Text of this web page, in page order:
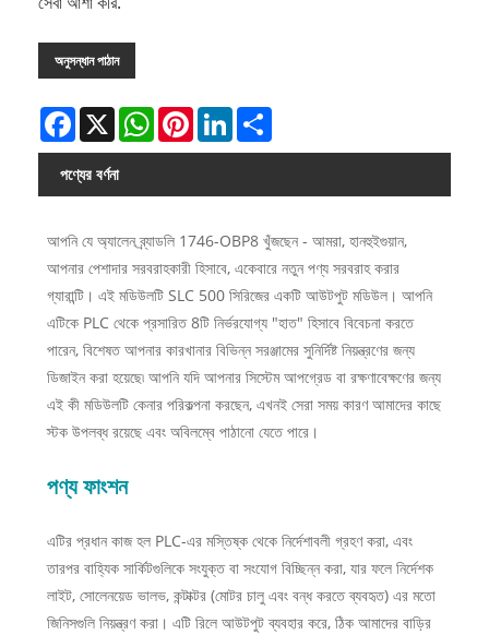
অনুসন্ধান পাঠান
Facebook
X WhatsAppPinterestLinkedIn
পণ্যের বর্ণনা
আপনি যে অ্যালেন ব্র্যাডলি 1746-OBP8 খুঁজছেন - আমরা, হানহুইগুয়ান,
আপনার পেশাদার সরবরাহকারী হিসাবে, একেবারে নতুন পণ্য সরবরাহ করার
গ্যারান্টি। এই মডিউলটি SLC 500 সিরিজের একটি আউটপুট মডিউল। আপনি
এটিকে PLC থেকে প্রসারিত 8টি নির্ভরযোগ্য "হাত" হিসাবে বিবেচনা করতে
পারেন, বিশেষত আপনার কারখানার বিভিন্ন সরঞ্জামের সুনির্দিষ্ট নিয়ন্ত্রণের জন্য
ডিজাইন করা হয়েছে৷ আপনি যদি আপনার সিস্টেম আপগ্রেড বা রক্ষণাবেক্ষণের জন্য
এই কী মডিউলটি কেনার পরিকল্পনা করছেন, এখনই সেরা সময় কারণ আমাদের কাছে
স্টক উপলব্ধ রয়েছে এবং অবিলম্বে পাঠানো যেতে পারে।
পণ্য ফাংশন
এটির প্রধান কাজ হল PLC-এর মস্তিষ্ক থেকে নির্দেশাবলী গ্রহণ করা, এবং
তারপর বাহ্যিক সার্কিটগুলিকে সংযুক্ত বা সংযোগ বিচ্ছিন্ন করা, যার ফলে নির্দেশক
লাইট, সোলেনয়েড ভালভ, কন্টাক্টর (মোটর চালু এবং বন্ধ করতে ব্যবহৃত) এর মতো
জিনিসগুলি নিয়ন্ত্রণ করা। এটি রিলে আউটপুট ব্যবহার করে, ঠিক আমাদের বাড়ির